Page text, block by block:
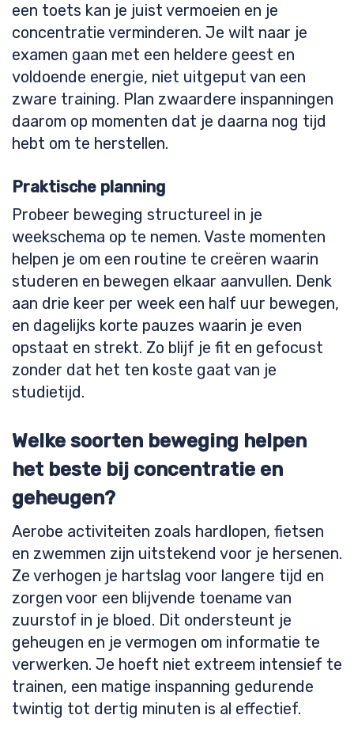
een toets kan je juist vermoeien en je
concentratie verminderen. Je wilt naar je
examen gaan met een heldere geest en
voldoende energie, niet uitgeput van een
zware training. Plan zwaardere inspanningen
daarom op momenten dat je daarna nog tijd
hebt om te herstellen.
Praktische planning
Probeer beweging structureel in je
weekschema op te nemen. Vaste momenten
helpen je om een routine te creëren waarin
studeren en bewegen elkaar aanvullen. Denk
aan drie keer per week een half uur bewegen,
en dagelijks korte pauzes waarin je even
opstaat en strekt. Zo blijf je fit en gefocust
zonder dat het ten koste gaat van je
studietijd.
Welke soorten beweging helpen
het beste bij concentratie en
geheugen?
Aerobe activiteiten zoals hardlopen, fietsen
en zwemmen zijn uitstekend voor je hersenen.
Ze verhogen je hartslag voor langere tijd en
zorgen voor een blijvende toename van
zuurstof in je bloed. Dit ondersteunt je
geheugen en je vermogen om informatie te
verwerken. Je hoeft niet extreem intensief te
trainen, een matige inspanning gedurende
twintig tot dertig minuten is al effectief.